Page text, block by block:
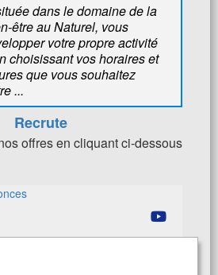
dans le domaine de la
être au Naturel, vous
votre propre activité
choisissant vos horaires et
que vous souhaitez
...
Recrute
offres en cliquant ci-dessous